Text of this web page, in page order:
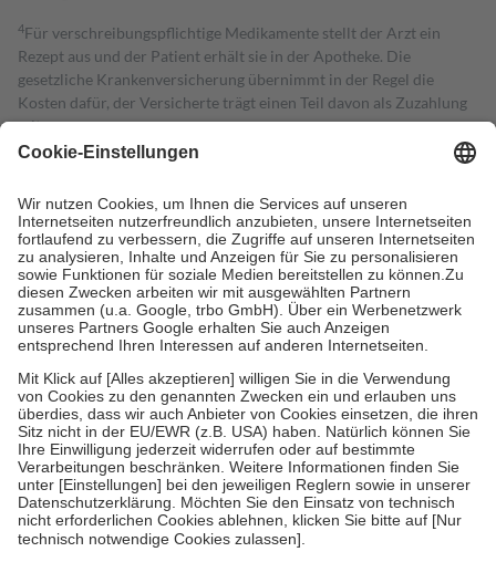
4Für verschreibungspflichtige Medikamente stellt der Arzt ein
Rezept aus und der Patient erhält sie in der Apotheke. Die
gesetzliche Krankenversicherung übernimmt in der Regel die
Kosten dafür, der Versicherte trägt einen Teil davon als Zuzahlung
mit.
Grundsätzlich leisten Mitglieder Zuzahlungen in Höhe von zehn
höchstens zehn Euro.
Es sind jedoch nie mehr als die tatsächlichen
Kosten der Leistung zu entrichten.
Diese Regeln gelten grundsätzlich auch für Online-Apotheken.
Bei Heilmitteln und häuslicher Krankenpflege beträgt die
Zuzahlung zehn Prozent der Kosten sowie zehn Euro je
Verordnung.
Um das Engagement der Versicherten für ihre eigene Gesundheit zu
stärken und die besondere Stellung der Familie zu unterstützen,
fallenkeine Zuzahlungenan bei:
• Kindern und Jugendlichen bis zum vollendeten 18. Lebensjahr
mit Ausnahme der Fahrkosten
• Untersuchungen zur Vorsorge und Früherkennung, die von der
GKV getragen werden
• empfohlenen Schutzimpfungen
• Harn- und Blutteststreifen